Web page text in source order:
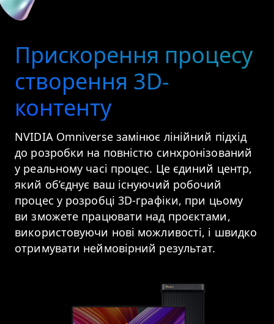
Прискорення процесу
створення 3D-
контенту
NVIDIA Omniverse замінює лінійний підхід
до розробки на повністю синхронізований
у реальному часі процес. Це єдиний центр,
який об’єднує ваш існуючий робочий
процес у розробці 3D-графіки, при цьому
ви зможете працювати над проєктами,
використовуючи нові можливості, і швидко
отримувати неймовірний результат.